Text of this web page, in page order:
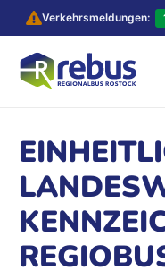
Verkehrsmeldungen: